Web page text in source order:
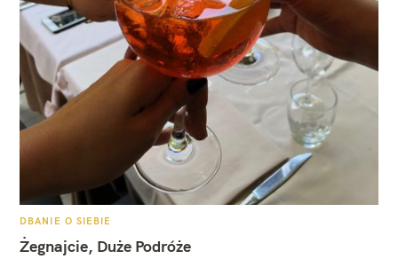
K
T
E
DBANIE O SIEBIE
Żegnajcie, Duże Podróże